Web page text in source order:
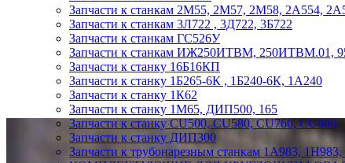
Запчасти к станкам 2М55, 2М57, 2М58, 2А554,
Запчасти к станкам 3Л722 , 3Д722, 3Б722
Запчасти к станкам ГС526У
Запчасти к станкам ИЖ250ИТВМ, 250ИТВМ.01,
Запчасти к станку 16Б16КП
Запчасти к станку 1Б265-6К , 1Б240-6К, 1А240
Запчасти к станку 1К62
Запчасти к станку 1М65, ДИП500, 165
Запчасти к станку CU500, CU580, CU760, CU800
Запчасти к станку ДИП300
Запчасти к трубонарезным станкам 1А983,